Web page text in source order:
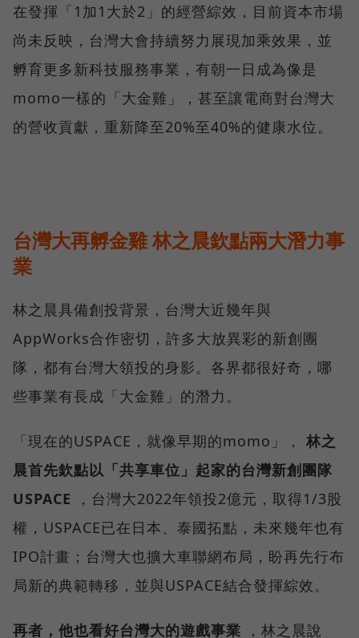
在發揮「1加1大於2」的經營綜效，目前資本市場
尚未反映，台灣大會持續努力展現加乘效果，並
孵育更多新科技服務事業，有朝一日成為像是
momo一樣的「大金雞」，甚至讓電商對台灣大
的營收貢獻，重新降至20%至40%的健康水位。
台灣大再孵金雞 林之晨欽點兩大潛力事
業
林之晨具備創投背景，台灣大近幾年與
AppWorks合作密切，許多大放異彩的新創團
隊，都有台灣大領投的身影。各界都很好奇，哪
些事業有長成「大金雞」的潛力。
「現在的USPACE，就像早期的momo」， 林之
晨首先欽點以「共享車位」起家的台灣新創團隊
USPACE ，台灣大2022年領投2億元，取得1/3股
權，USPACE已在日本、泰國拓點，未來幾年也有
IPO計畫；台灣大也擴大車聯網布局，盼再先行布
局新的典範轉移，並與USPACE結合發揮綜效。
再者，他也看好台灣大的遊戲事業 ，林之晨說